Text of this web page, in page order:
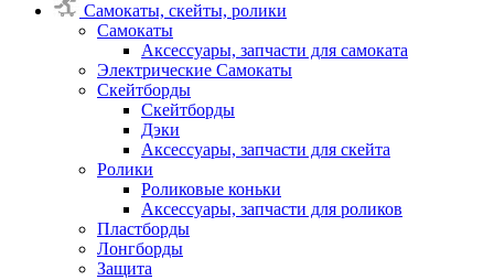
Самокаты, скейты, ролики
Самокаты
Аксессуары, запчасти для самоката
Электрические Самокаты
Скейтборды
Скейтборды
Дэки
Аксессуары, запчасти для скейта
Ролики
Роликовые коньки
Аксессуары, запчасти для роликов
Пластборды
Лонгборды
Защита